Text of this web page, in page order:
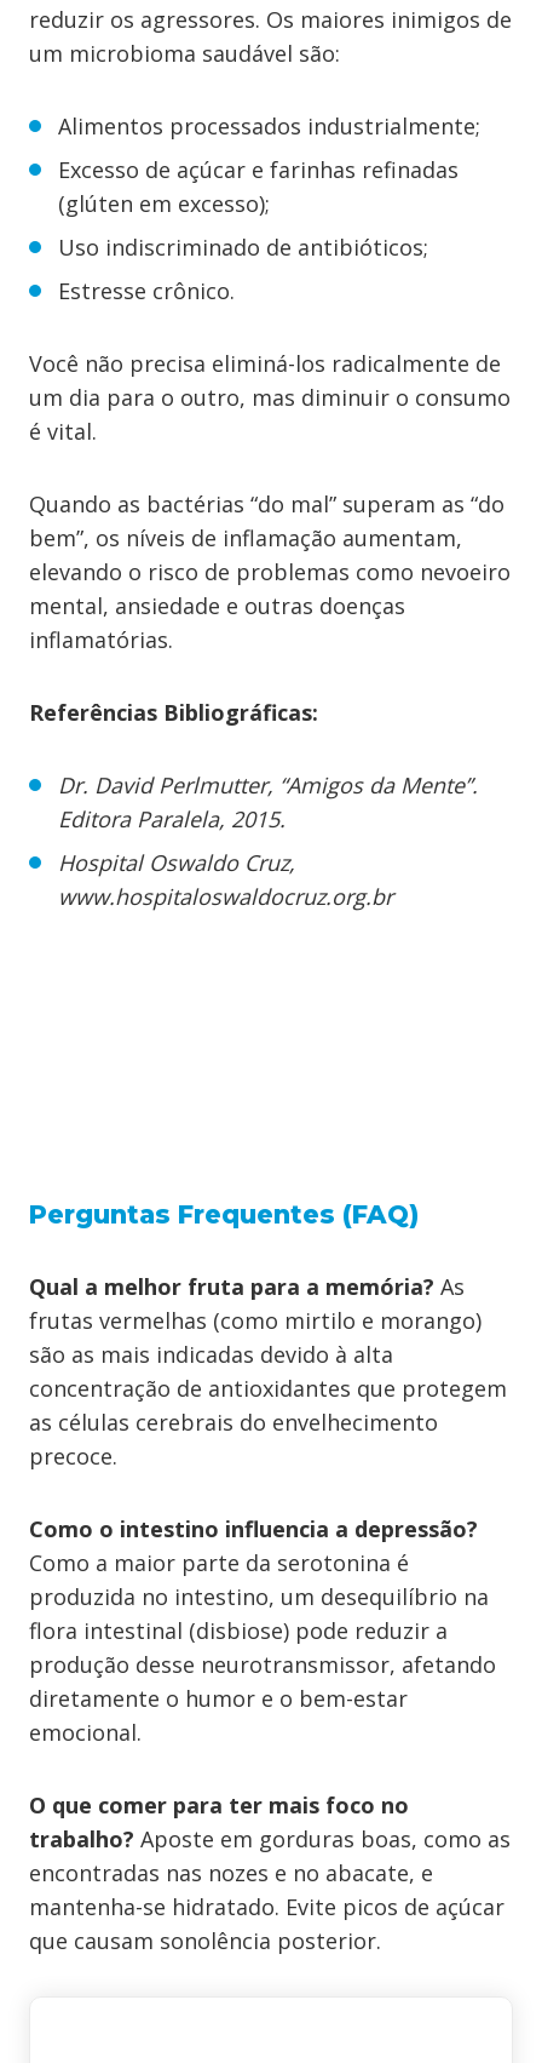
reduzir os agressores. Os maiores inimigos de
um microbioma saudável são:
Alimentos processados industrialmente;
Excesso de açúcar e farinhas refinadas
(glúten em excesso);
Uso indiscriminado de antibióticos;
Estresse crônico.
Você não precisa eliminá-los radicalmente de
um dia para o outro, mas diminuir o consumo
é vital.
Quando as bactérias “do mal” superam as “do
bem”, os níveis de inflamação aumentam,
elevando o risco de problemas como nevoeiro
mental, ansiedade e outras doenças
inflamatórias.
Referências Bibliográficas:
Dr. David Perlmutter, “Amigos da Mente”.
Editora Paralela, 2015.
Hospital Oswaldo Cruz,
www.hospitaloswaldocruz.org.br
Perguntas Frequentes (FAQ)
Qual a melhor fruta para a memória? As
frutas vermelhas (como mirtilo e morango)
são as mais indicadas devido à alta
concentração de antioxidantes que protegem
as células cerebrais do envelhecimento
precoce.
Como o intestino influencia a depressão?
Como a maior parte da serotonina é
produzida no intestino, um desequilíbrio na
flora intestinal (disbiose) pode reduzir a
produção desse neurotransmissor, afetando
diretamente o humor e o bem-estar
emocional.
O que comer para ter mais foco no
trabalho? Aposte em gorduras boas, como as
encontradas nas nozes e no abacate, e
mantenha-se hidratado. Evite picos de açúcar
que causam sonolência posterior.